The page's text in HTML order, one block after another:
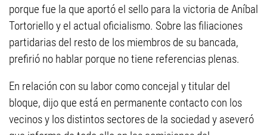
porque fue la que aportó el sello para la victoria de Aníbal
Tortoriello y el actual oficialismo. Sobre las filiaciones
partidarias del resto de los miembros de su bancada,
prefirió no hablar porque no tiene referencias plenas.
En relación con su labor como concejal y titular del
bloque, dijo que está en permanente contacto con los
vecinos y los distintos sectores de la sociedad y aseveró